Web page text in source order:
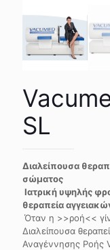
SL
Διαλείπουσα
σώματος
Ιατρική υψηλής
θεραπεία
Όταν η >>ροή<<
Διαλείπουσα
Αναγέννησης Ροής